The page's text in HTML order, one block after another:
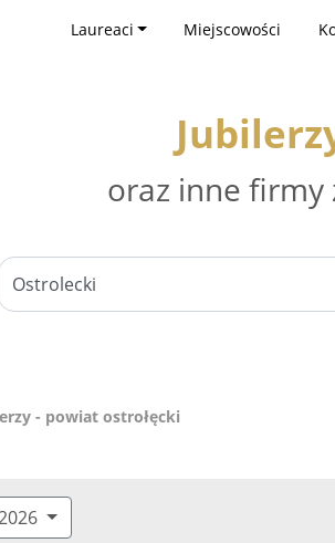
Laureaci Miejscowości
oraz inne firmy
- powiat ostrołęcki